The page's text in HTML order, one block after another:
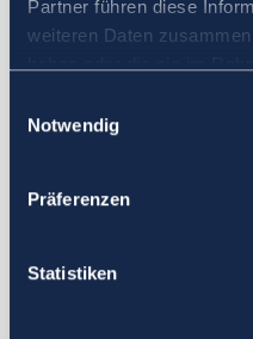
Partner führen diese
weiteren Daten
Notwendig
Präferenzen
Statistiken